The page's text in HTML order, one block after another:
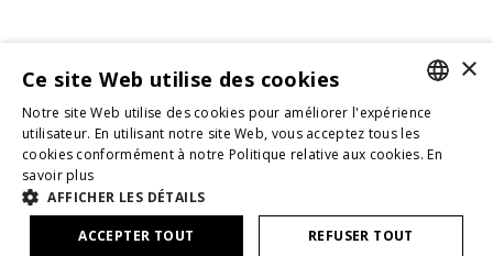
Progetto"D.A.T.E. EXPORT 2.0"
Cofinanziato dal Bando Internazionalizzazione 2025,
Programma Regionale Toscana FESR 2021-2027.
Azione 1.3.1 "Sostegno alle PMI - export", operazione
CUP: 4341.05032025.092000514_731
ITALIAN
ENGLISH
×
Ce site Web utilise des cookies
Notre site Web utilise des cookies pour améliorer l'expérience
utilisateur. En utilisant notre site Web, vous acceptez tous les
cookies conformément à notre Politique relative aux cookies. En
savoir plus
AFFICHER LES DÉTAILS
ACCEPTER TOUT REFUSER TOUT